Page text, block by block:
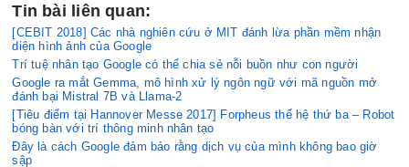
Tin bài liên quan:
[CEBIT 2018] Các nhà nghiên cứu ở MIT đánh lừa phần mềm nhận
diện hình ảnh của Google
Trí tuệ nhân tạo Google có thể chia sẻ nỗi buồn như con người
Google ra mắt Gemma, mô hình xử lý ngôn ngữ với mã nguồn mở
đánh bại Mistral 7B và Llama-2
[Tiêu điểm tại Hannover Messe 2017] Forpheus thế hệ thứ ba – Robot
bóng bàn với trí thông minh nhân tạo
Đây là cách Google đảm bảo rằng dịch vụ của mình không bao giờ
sập